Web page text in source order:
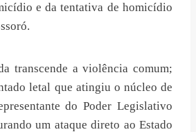
e da tentativa de homicídio
transcende a violência comum;
letal que atingiu o núcleo de
do Poder Legislativo
um ataque direto ao Estado